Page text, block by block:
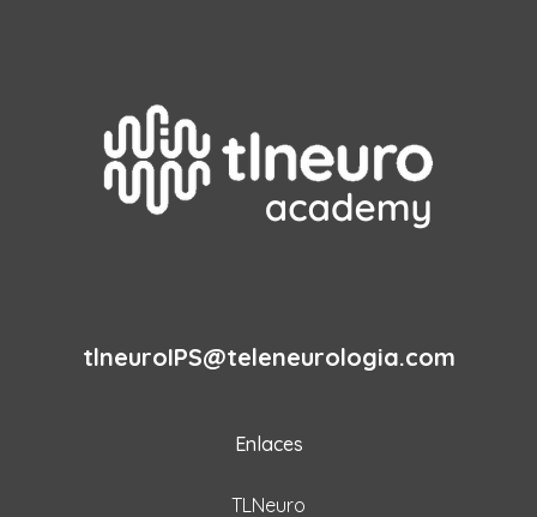
tlneuroIPS@teleneurologia.com
Enlaces
TLNeuro